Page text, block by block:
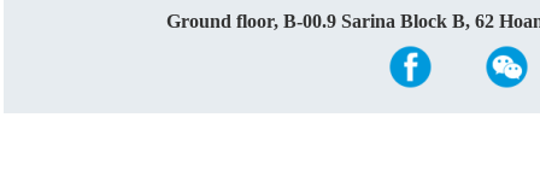
Ground floor, B-00.9 Sarina Block B, 62